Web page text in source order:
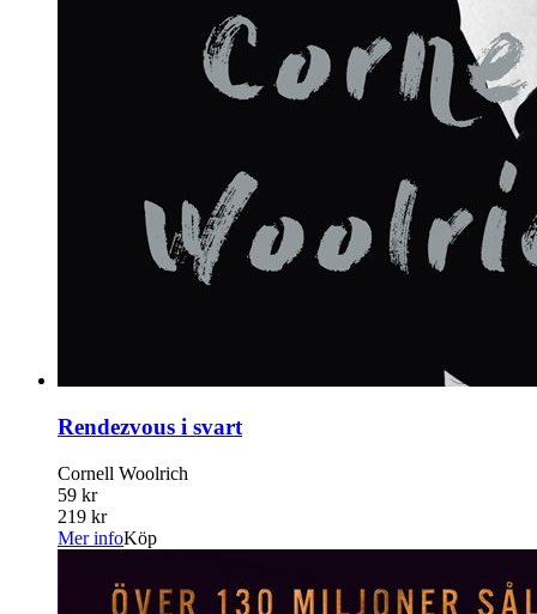
Rendezvous i svart
Cornell Woolrich
59 kr
219 kr
Mer infoKöp